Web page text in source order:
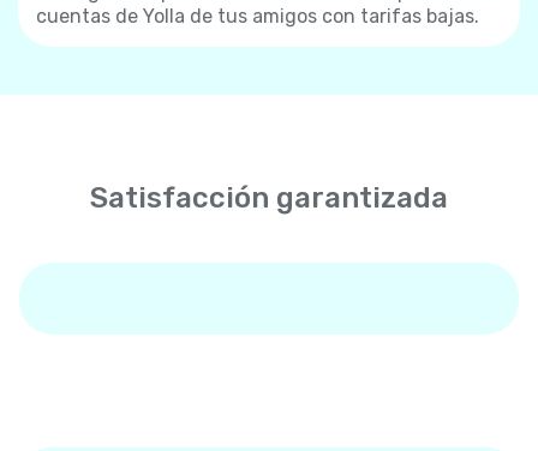
cuentas de Yolla de tus amigos con tarifas bajas.
Satisfacción garantizada